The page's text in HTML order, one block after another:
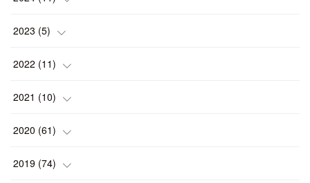
(1
( 2)
( 1)
)
(1
( 1)
(1)
(2)
)
2023 (5)
( 1)
(2)
(1)
(1)
2022 (11)
(1)
(2)
(4)
2021 (10)
(2)
(2)
2020 (61)
(1)
2019 (74)